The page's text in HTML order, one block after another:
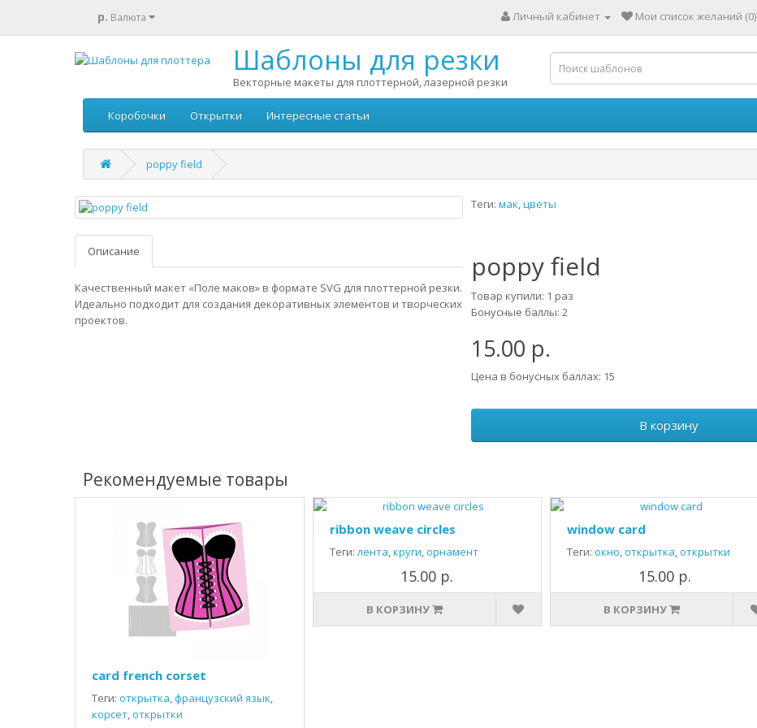
р. Валюта Личный кабинет Мои список желаний (0)
Шаблоны для резки
Векторные макеты для плоттерной, лазерной резки
Коробочки Открытки Интересные статьи
poppy field
Описание
Качественный макет «Поле маков» в формате SVG для плоттерной резки.
Идеально подходит для создания декоративных элементов и творческих
проектов.
Теги: мак,цветы
poppy field
Товар купили: 1 раз
Бонусные баллы: 2
15.00 р.
Цена в бонусных баллах: 15
В корзину
Рекомендуемые товары
card french corset
Теги: открытка,французский язык,
корсет,открытки
ribbon weave circles
Теги:лента,круги,орнамент
15.00 р.
В КОРЗИНУ
window card
Теги: окно,открытка,открытки
15.00 р.
В КОРЗИНУ